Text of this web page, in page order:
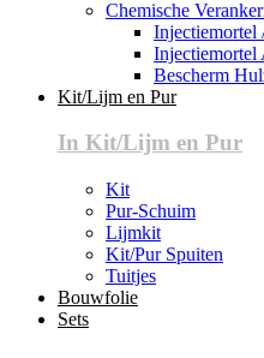
Chemische
Injectiemortel
Injectiemortel
Bescherm
Kit/Lijm en Pur
In Kit/Lijm en Pur
Kit
Pur-Schuim
Lijmkit
Kit/Pur Spuiten
Tuitjes
Bouwfolie
Sets